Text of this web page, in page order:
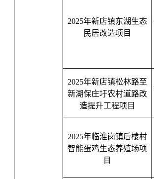
2025年新店镇东湖生态
民居改造项目
2025年新店镇松林路至
新湖保庄圩农村道路改
造提升工程项目
2025年临淮岗镇后楼村
智能蛋鸡生态养殖场项
目